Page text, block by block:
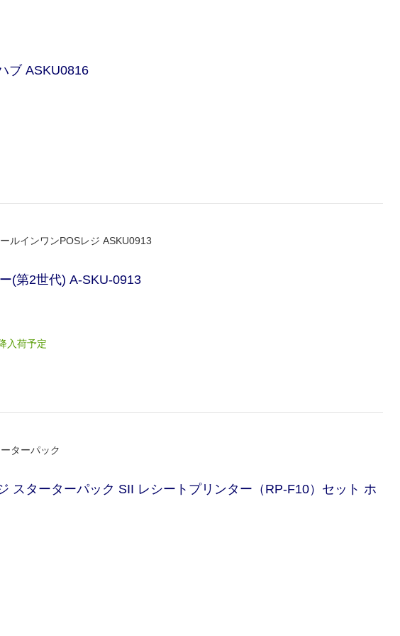
ブ ASKU0816
ルインワンPOSレジ ASKU0913
(第2世代) A-SKU-0913
入荷予定
ターパック
スターターパック SII レシートプリンター（RP-F10）セット ホ